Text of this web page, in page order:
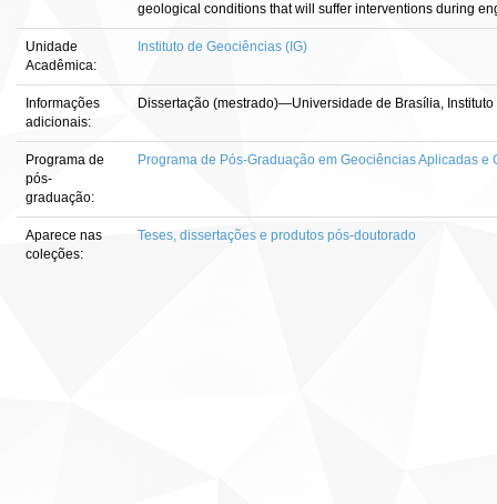
geological conditions that will suffer interventions during
Unidade
Acadêmica:
Instituto de Geociências (IG)
Informações
adicionais:
Dissertação (mestrado)—Universidade de Brasília,
Programa de
pós-
graduação:
Programa de Pós-Graduação em Geociências Aplicadas e
Aparece nas
coleções:
Teses, dissertações e produtos pós-doutorado